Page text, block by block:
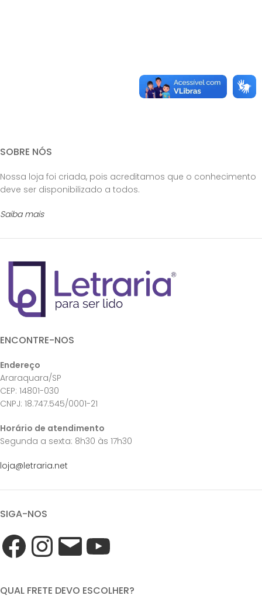
SOBRE NÓS
Nossa loja foi criada, pois acreditamos que o conhecimento
deve ser disponibilizado a todos.
Saiba mais
ENCONTRE-NOS
Endereço
Araraquara/SP
CEP: 14801-030
CNPJ: 18.747.545/0001-21
Horário de atendimento
Segunda a sexta: 8h30 às 17h30
loja@letraria.net
SIGA-NOS
QUAL FRETE DEVO ESCOLHER?